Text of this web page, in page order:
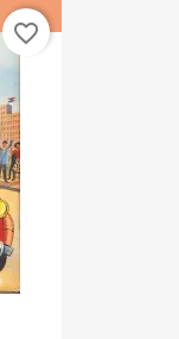
favorite_border